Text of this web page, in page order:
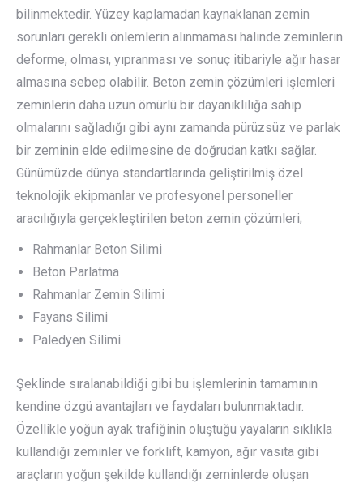
bilinmektedir. Yüzey kaplamadan kaynaklanan zemin
sorunları gerekli önlemlerin alınmaması halinde zeminlerin
deforme, olması, yıpranması ve sonuç itibariyle ağır hasar
almasına sebep olabilir. Beton zemin çözümleri işlemleri
zeminlerin daha uzun ömürlü bir dayanıklılığa sahip
olmalarını sağladığı gibi aynı zamanda pürüzsüz ve parlak
bir zeminin elde edilmesine de doğrudan katkı sağlar.
Günümüzde dünya standartlarında geliştirilmiş özel
teknolojik ekipmanlar ve profesyonel personeller
aracılığıyla gerçekleştirilen beton zemin çözümleri;
Rahmanlar Beton Silimi
Beton Parlatma
Rahmanlar Zemin Silimi
Fayans Silimi
Paledyen Silimi
Şeklinde sıralanabildiği gibi bu işlemlerinin tamamının
kendine özgü avantajları ve faydaları bulunmaktadır.
Özellikle yoğun ayak trafiğinin oluştuğu yayaların sıklıkla
kullandığı zeminler ve forklift, kamyon, ağır vasıta gibi
araçların yoğun şekilde kullandığı zeminlerde oluşan